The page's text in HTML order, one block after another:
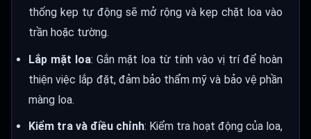
thống kẹp tự động sẽ mở rộng và kẹp chặt loa vào
trần hoặc tường.
Lắp mặt loa: Gắn mặt loa từ tính vào vị trí để hoàn
thiện việc lắp đặt, đảm bảo thẩm mỹ và bảo vệ phần
màng loa.
Kiểm tra và điều chỉnh: Kiểm tra hoạt động của loa,